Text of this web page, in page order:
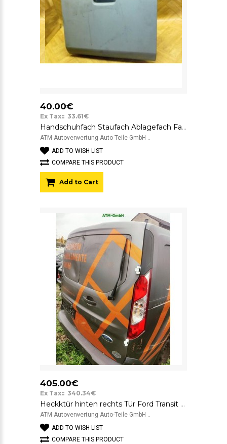
40.00€
Ex Tax:: 33.61€
Handschuhfach Staufach Ablagefach Fach Ford Transit Bus L744
ATM Autoverwertung Auto-Teile GmbH ..
ADD TO WISH LIST
COMPARE THIS PRODUCT
Add to Cart
405.00€
Ex Tax:: 340.34€
Heckktür hinten rechts Tür Ford Transit Connect ORIGINAL FARBE WEISS VOLLFOLIERT
ATM Autoverwertung Auto-Teile GmbH ..
ADD TO WISH LIST
COMPARE THIS PRODUCT